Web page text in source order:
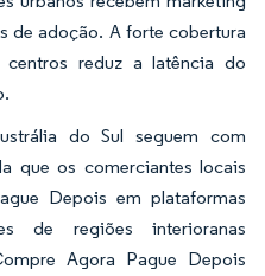
de adoção. A forte cobertura
reduz a latência do
do Sul seguem com
que os comerciantes locais
Depois em plataformas
de regiões interioranas
Agora Pague Depois